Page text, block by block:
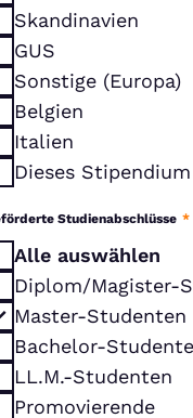
Skandinavien
GUS
Sonstige (Europa)
Belgien
Italien
Dieses
Studienabschlüsse *
Alle auswählen
Diplom/Magister-
Master-Studenten
Bachelor-
LL.M.-Studenten
Promovierende